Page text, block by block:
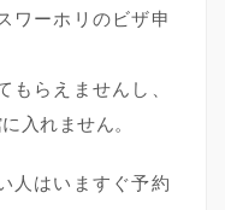
ワーホリのビザ申
もらえませんし、
入れません。
人はいますぐ予約